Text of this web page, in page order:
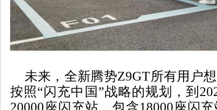
未来，全新腾势Z9GT所有用户
按照“闪充中国 ”战略的规划，到
20000座闪充站，包含18000座闪